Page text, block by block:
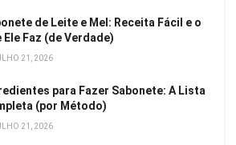
de Leite e Mel: Receita Fácil e o
Ele Faz (de Verdade)
21, 2026
para Fazer Sabonete: A Lista
(por Método)
21, 2026